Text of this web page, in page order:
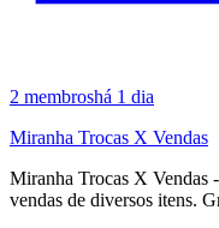
2 membroshá 1 dia
Miranha Trocas X Vendas
Miranha Trocas X Vendas
vendas de diversos itens.